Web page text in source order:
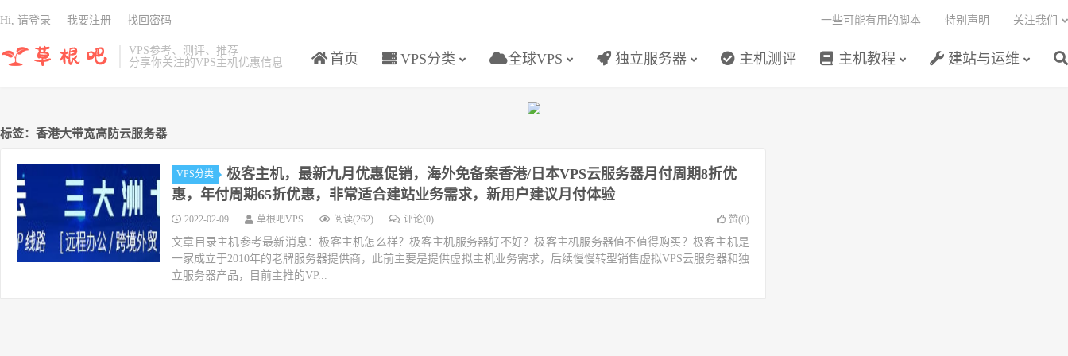
VPS参考、测评、推荐
分享你关注的VPS主机优惠信息
首页 VPS分类 全球VPS 独立服务器 主机测评 主机教程 建站与运维
一些可能有用的脚本 特别声明 关注我们
Hi, 请登录 我要注册 找回密码
标签：香港大带宽高防云服务器
VPS分类
极客主机，最新九月优惠促销，海外免备案香港/日本VPS云服务器月付周期8折优
惠，年付周期65折优惠，非常适合建站业务需求，新用户建议月付体验
2022-02-09 草根吧VPS 阅读(262) 评论(0) 赞(0)
文章目录主机参考最新消息：极客主机怎么样？极客主机服务器好不好？极客主机服务器值不值得购买？极客主机是
一家成立于2010年的老牌服务器提供商，此前主要是提供虚拟主机业务需求，后续慢慢转型销售虚拟VPS云服务器和独
立服务器产品，目前主推的VP...